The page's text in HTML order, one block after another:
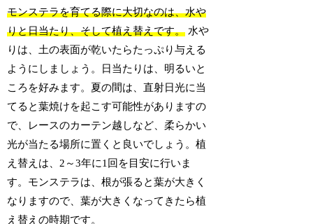
モンステラを育てる際に大切なのは、水や
りと日当たり、そして植え替えです。 水や
りは、土の表面が乾いたらたっぷり与える
ようにしましょう。日当たりは、明るいと
ころを好みます。夏の間は、直射日光に当
てると葉焼けを起こす可能性がありますの
で、レースのカーテン越しなど、柔らかい
光が当たる場所に置くと良いでしょう。植
え替えは、2～3年に1回を目安に行いま
す。モンステラは、根が張ると葉が大きく
なりますので、葉が大きくなってきたら植
え替えの時期です。